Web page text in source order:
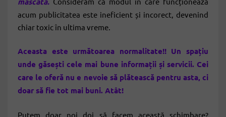
acum publicitatea este ineficient și incorect, devenind
chiar toxic în ultima vreme.
Aceasta este următoarea normalitate!! Un spațiu
unde găsești cele mai bune informații și servicii. Cei
care le oferă nu e nevoie să plătească pentru asta, ci
doar să fie tot mai buni. Atât!
Putem doar noi doi să facem această schimbare?